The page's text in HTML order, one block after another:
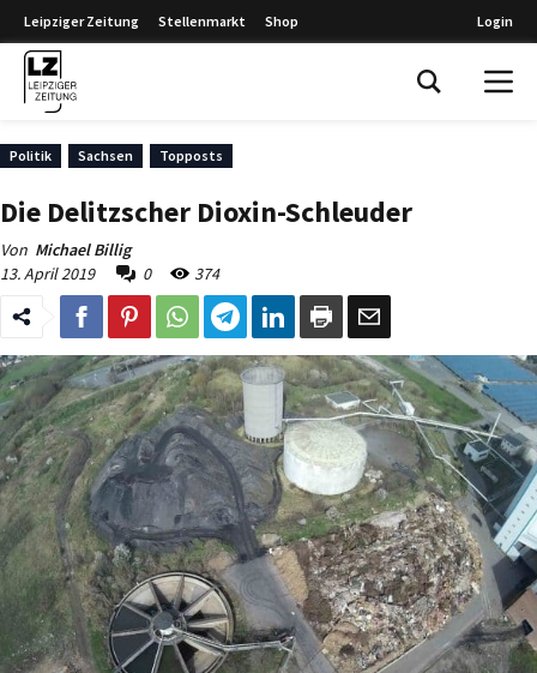
Leipziger Zeitung Stellenmarkt Shop Login
Politik Sachsen Topposts
Die Delitzscher Dioxin-Schleuder
Von Michael Billig
13. April 2019
0 374